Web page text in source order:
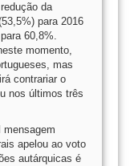
da
para 2016
60,8%.
momento,
mas
contrariar o
nos últimos três
mensagem
apelou ao voto
autárquicas é